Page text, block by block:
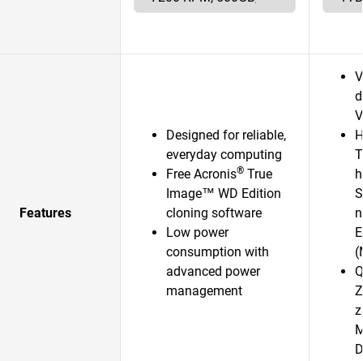
Features
Designed for reliable,
everyday computing
Free Acronis® True
Image™ WD Edition
cloning software
Low power
consumption with
advanced power
management